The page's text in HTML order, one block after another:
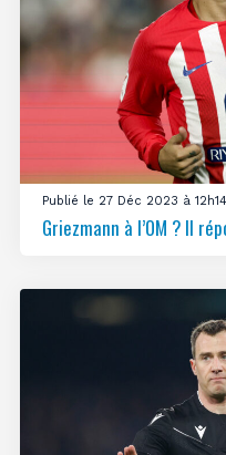
Publié le 27 Déc 2023 à 12h14
Griezmann à l’OM ? Il